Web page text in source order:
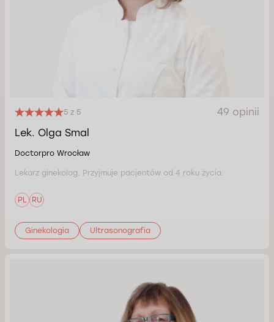
5 z 5
49 opinii
Lek. Olga Smal
Doctorpro Wrocław
Lekarz ginekolog. Przyjmuje pacjentów od 4 roku życia.
PL RU
Ginekologia Ultrasonografia